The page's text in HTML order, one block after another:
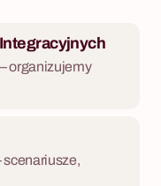
organizujemy